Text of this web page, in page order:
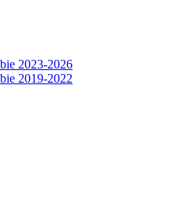
2023-2026
2019-2022